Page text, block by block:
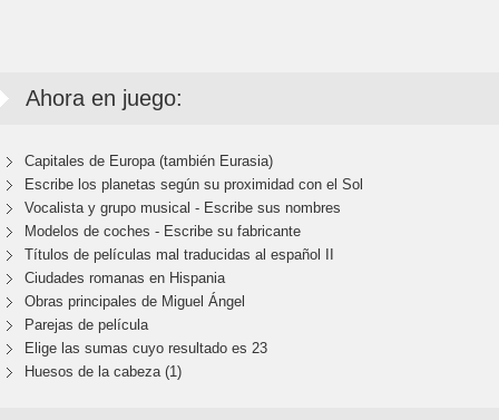
Ahora en juego:
Capitales de Europa (también Eurasia)
Escribe los planetas según su proximidad con el Sol
Vocalista y grupo musical - Escribe sus nombres
Modelos de coches - Escribe su fabricante
Títulos de películas mal traducidas al español II
Ciudades romanas en Hispania
Obras principales de Miguel Ángel
Parejas de película
Elige las sumas cuyo resultado es 23
Huesos de la cabeza (1)